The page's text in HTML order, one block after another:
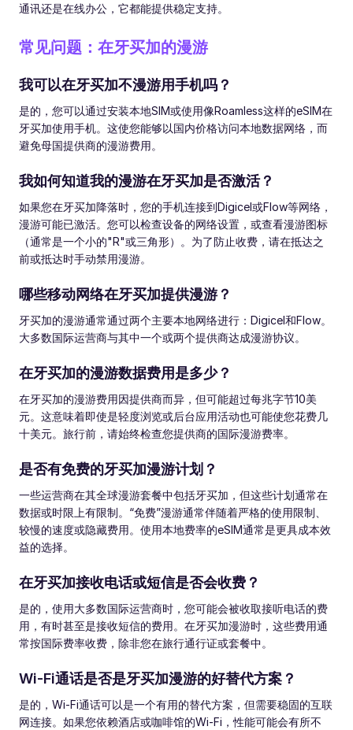
通讯还是在线办公，它都能提供稳定支持。
常见问题：在牙买加的漫游
我可以在牙买加不漫游用手机吗？
是的，您可以通过安装本地SIM或使用像Roamless这样的eSIM在
牙买加使用手机。这使您能够以国内价格访问本地数据网络，而
避免母国提供商的漫游费用。
我如何知道我的漫游在牙买加是否激活？
如果您在牙买加降落时，您的手机连接到Digicel或Flow等网络，
漫游可能已激活。您可以检查设备的网络设置，或查看漫游图标
（通常是一个小的"R"或三角形）。为了防止收费，请在抵达之
前或抵达时手动禁用漫游。
哪些移动网络在牙买加提供漫游？
牙买加的漫游通常通过两个主要本地网络进行：Digicel和Flow。
大多数国际运营商与其中一个或两个提供商达成漫游协议。
在牙买加的漫游数据费用是多少？
在牙买加的漫游费用因提供商而异，但可能超过每兆字节10美
元。这意味着即使是轻度浏览或后台应用活动也可能使您花费几
十美元。旅行前，请始终检查您提供商的国际漫游费率。
是否有免费的牙买加漫游计划？
一些运营商在其全球漫游套餐中包括牙买加，但这些计划通常在
数据或时限上有限制。“免费”漫游通常伴随着严格的使用限制、
较慢的速度或隐藏费用。使用本地费率的eSIM通常是更具成本效
益的选择。
在牙买加接收电话或短信是否会收费？
是的，使用大多数国际运营商时，您可能会被收取接听电话的费
用，有时甚至是接收短信的费用。在牙买加漫游时，这些费用通
常按国际费率收费，除非您在旅行通行证或套餐中。
Wi-Fi通话是否是牙买加漫游的好替代方案？
是的，Wi-Fi通话可以是一个有用的替代方案，但需要稳固的互联
网连接。如果您依赖酒店或咖啡馆的Wi-Fi，性能可能会有所不